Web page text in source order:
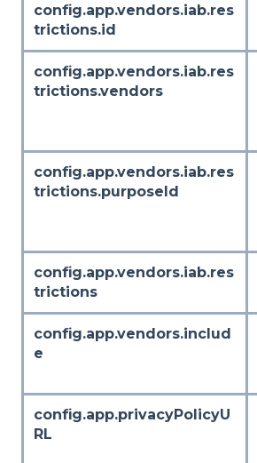
config.app.vendors.iab.res
trictions.id
config.app.vendors.iab.res
trictions.vendors
config.app.vendors.iab.res
trictions.purposeId
config.app.vendors.iab.res
trictions
config.app.vendors.includ
e
config.app.privacyPolicyU
RL